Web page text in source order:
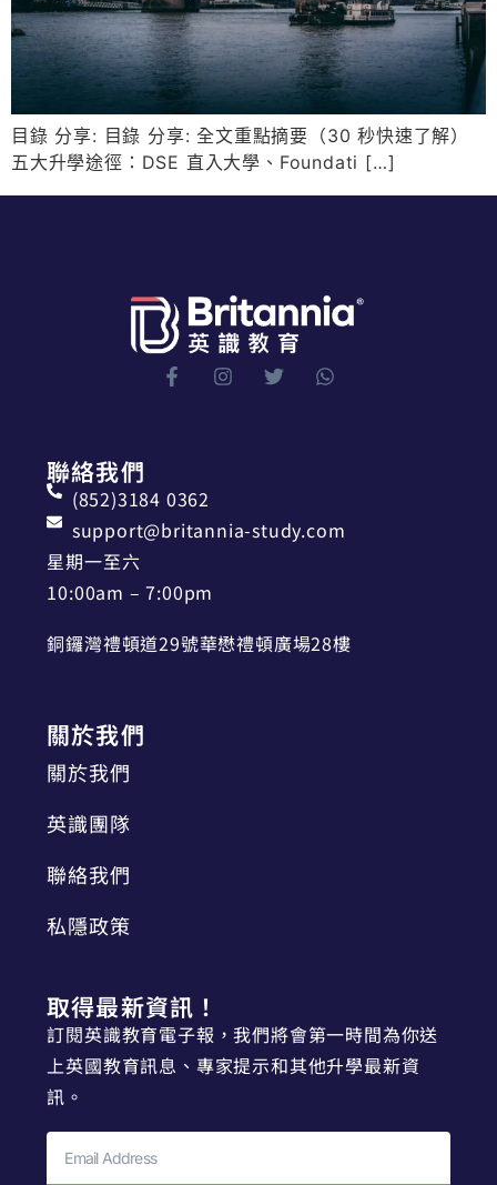
目錄 分享: 目錄 分享: 全文重點摘要（30 秒快速了解）
五大升學途徑：DSE 直入大學、Foundati […]
聯絡我們
(852)3184 0362
support@britannia-study.com
星期一至六
10:00am – 7:00pm
銅鑼灣禮頓道29號華懋禮頓廣場28樓
關於我們
關於我們
英識團隊
聯絡我們
私隱政策
取得最新資訊！
訂閱英識教育電子報，我們將會第一時間為你送
上英國教育訊息、專家提示和其他升學最新資
訊。